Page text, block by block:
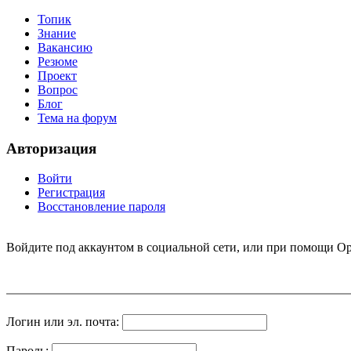
Топик
Знание
Вакансию
Резюме
Проект
Вопрос
Блог
Тема на форум
Авторизация
Войти
Регистрация
Восстановление пароля
Войдите под аккаунтом в социальной сети, или при помощи
Логин или эл. почта: